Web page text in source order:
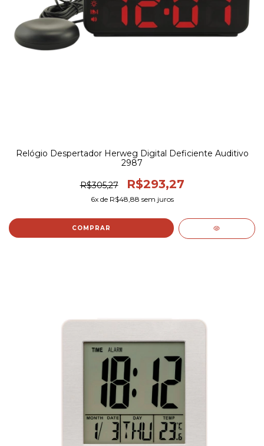
Relógio Despertador Herweg Digital Deficiente Auditivo
2987
R$305,27 R$293,27
6x de R$48,88 sem juros